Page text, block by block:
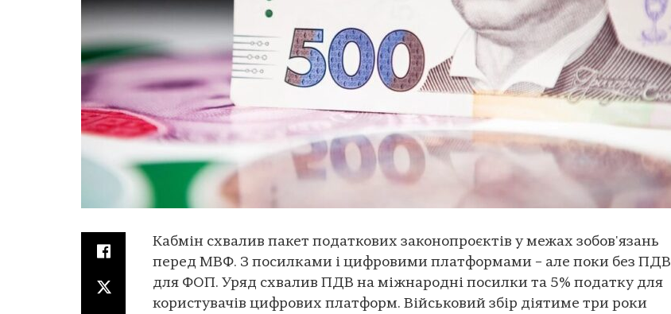
Кабмін схвалив пакет податкових законопроєктів у межах зобов'язань
перед МВФ. З посилками і цифровими платформами – але поки без ПДВ
для ФОП. Уряд схвалив ПДВ на міжнародні посилки та 5% податку для
користувачів цифрових платформ. Військовий збір діятиме три роки